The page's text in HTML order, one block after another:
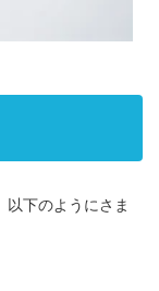
下のようにさま